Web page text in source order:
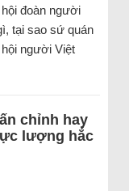
đoàn người
tại sao sứ quán
người Việt
chỉnh hay
lượng hắc